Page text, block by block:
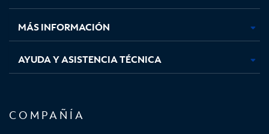
nuevanuevanuevanueva
MÁS INFORMACIÓN
AYUDA Y ASISTENCIA TÉCNICA
COMPAÑÍA